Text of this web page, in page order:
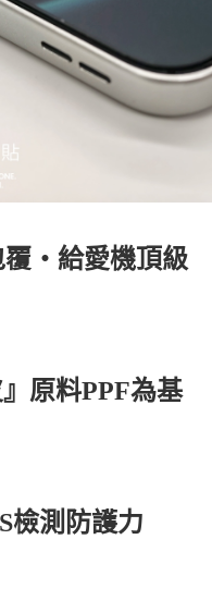
覆・給愛機頂級
原料PPF為基
檢測防護力